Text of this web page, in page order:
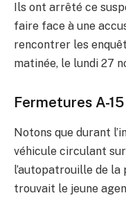
Ils ont arrêté ce
faire face à une
rencontrer les
matinée, le lundi 27
Fermetures A-
Notons que durant
véhicule circulant
l’autopatrouille de
trouvait le jeune